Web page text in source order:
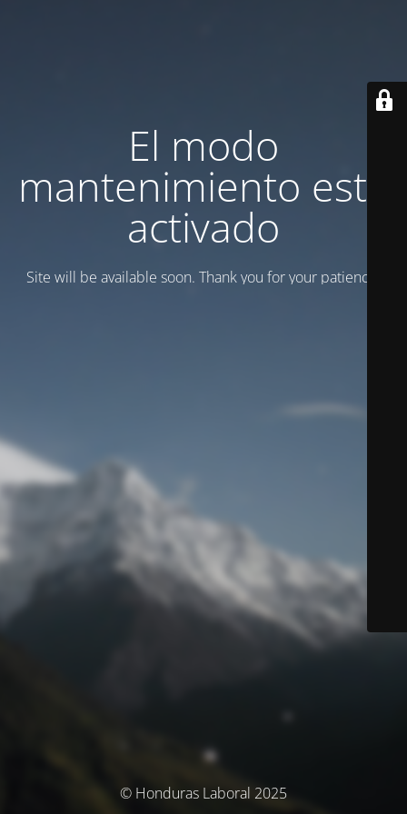
El modo
mantenimiento está
activado
Site will be available soon. Thank you for your patience!
© Honduras Laboral 2025